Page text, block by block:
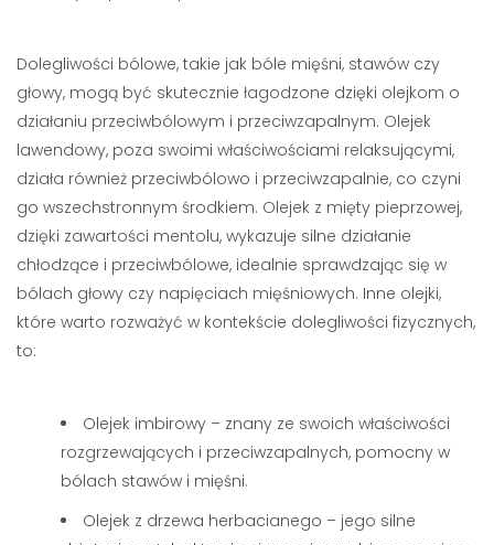
Dolegliwości bólowe, takie jak bóle mięśni, stawów czy
głowy, mogą być skutecznie łagodzone dzięki olejkom o
działaniu przeciwbólowym i przeciwzapalnym. Olejek
lawendowy, poza swoimi właściwościami relaksującymi,
działa również przeciwbólowo i przeciwzapalnie, co czyni
go wszechstronnym środkiem. Olejek z mięty pieprzowej,
dzięki zawartości mentolu, wykazuje silne działanie
chłodzące i przeciwbólowe, idealnie sprawdzając się w
bólach głowy czy napięciach mięśniowych. Inne olejki,
które warto rozważyć w kontekście dolegliwości fizycznych,
to:
Olejek imbirowy – znany ze swoich właściwości
rozgrzewających i przeciwzapalnych, pomocny w
bólach stawów i mięśni.
Olejek z drzewa herbacianego – jego silne